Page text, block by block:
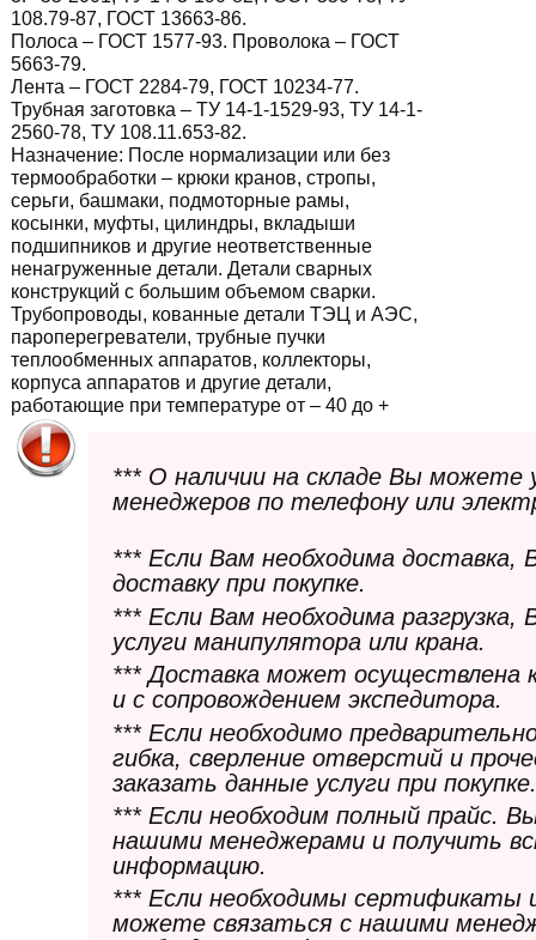
108.79-87, ГОСТ 13663-86.
Полоса – ГОСТ 1577-93. Проволока – ГОСТ
5663-79.
Лента – ГОСТ 2284-79, ГОСТ 10234-77.
Трубная заготовка – ТУ 14-1-1529-93, ТУ 14-1-
2560-78, ТУ 108.11.653-82.
Назначение: После нормализации или без
термообработки – крюки кранов, стропы,
серьги, башмаки, подмоторные рамы,
косынки, муфты, цилиндры, вкладыши
подшипников и другие неответственные
ненагруженные детали. Детали сварных
конструкций с большим объемом сварки.
Трубопроводы, кованные детали ТЭЦ и АЭС,
пароперегреватели, трубные пучки
теплообменных аппаратов, коллекторы,
корпуса аппаратов и другие детали,
работающие при температуре от – 40 до +
*** О наличии на складе Вы можете
менеджеров по телефону или
*** Если Вам необходима
доставку при покупке.
*** Если Вам необходима
услуги манипулятора или крана.
*** Доставка может осуществлена
и с сопровождением экспедитора.
*** Если необходимо
гибка, сверление отверстий и
заказать данные услуги при покупке.
*** Если необходим полный прайс.
нашими менеджерами и получить
информацию.
*** Если необходимы сертификаты
можете связаться с нашими